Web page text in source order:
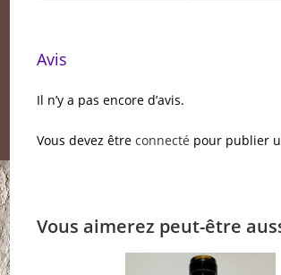
Avis
Il n’y a pas encore d’avis.
Vous devez êtreconnecté pour publier
Vous aimerez peut-être